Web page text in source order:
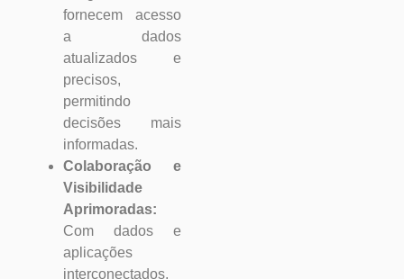
fornecem acesso
a dados
atualizados e
precisos,
permitindo
decisões mais
informadas.
Colaboração e
Visibilidade
Aprimoradas:
Com dados e
aplicações
interconectados,